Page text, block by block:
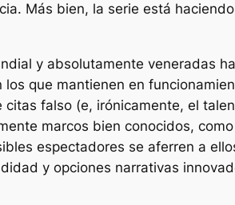
Más bien, la serie está
y absolutamente veneradas
que mantienen en
citas falso (e, irónicamente, el
marcos bien conocidos,
espectadores se aferren a
y opciones narrativas